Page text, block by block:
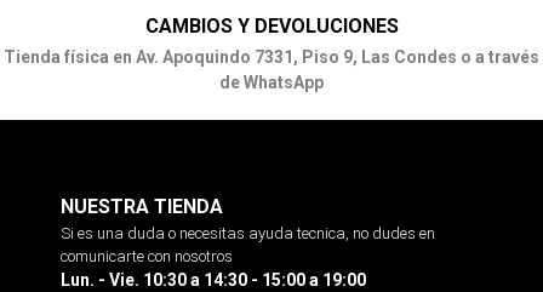
CAMBIOS Y DEVOLUCIONES
Tienda física en Av. Apoquindo 7331, Piso 9, Las Condes o a través
de WhatsApp
NUESTRA TIENDA
Si es una duda o necesitas ayuda tecnica, no dudes en
comunicarte con nosotros
Lun. - Vie. 10:30 a 14:30 - 15:00 a 19:00